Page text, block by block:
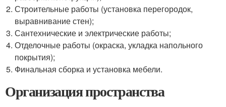
Строительные работы (установка перегородок,
выравнивание стен);
Сантехнические и электрические работы;
Отделочные работы (окраска, укладка напольного
покрытия);
Финальная сборка и установка мебели.
Организация пространства